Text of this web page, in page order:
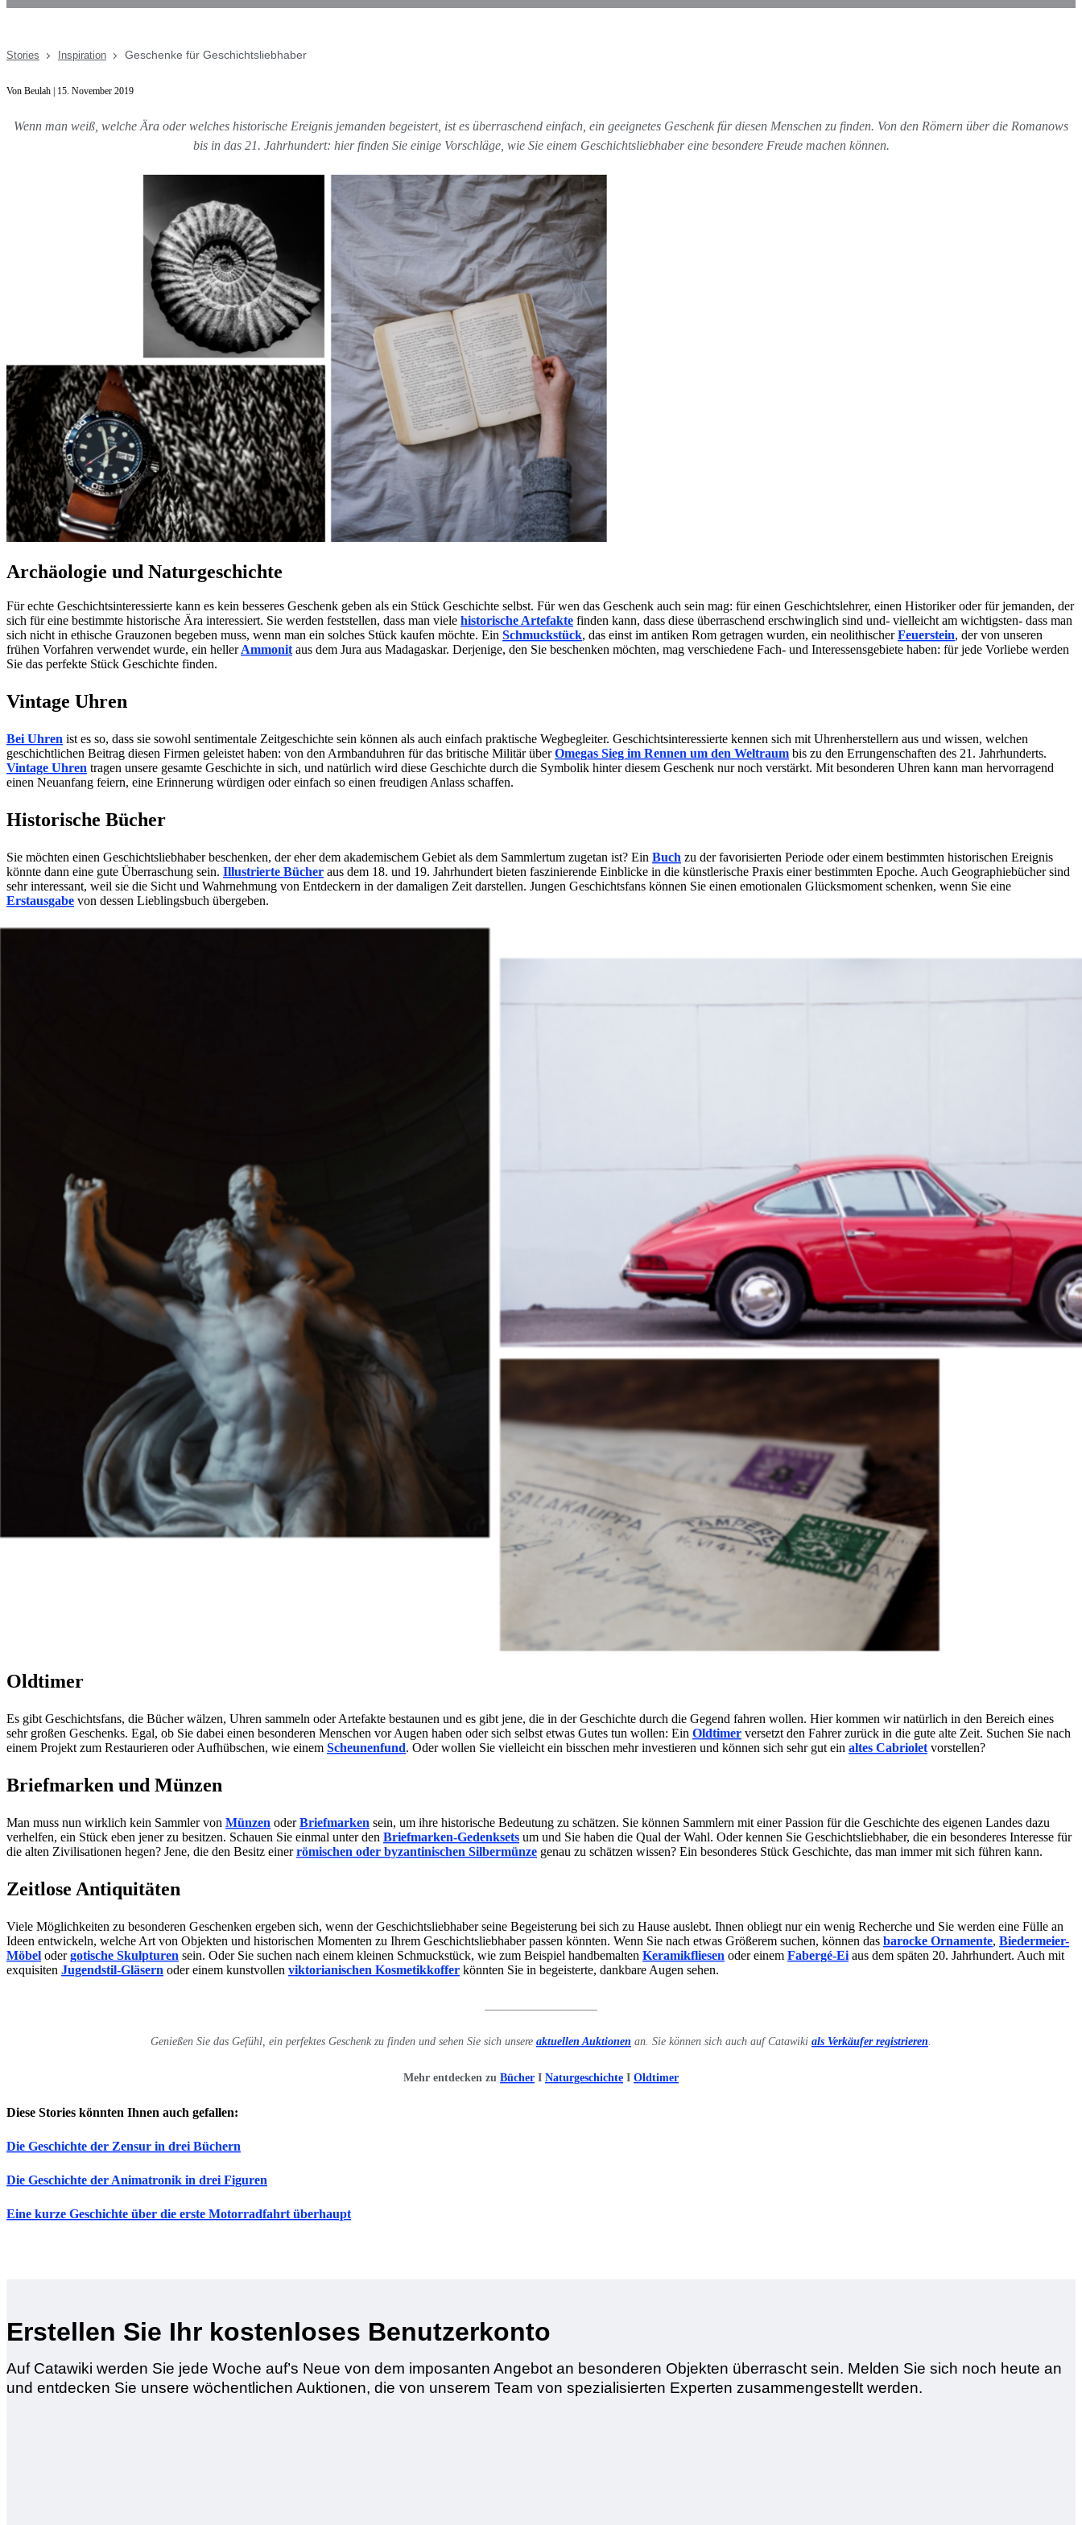
Stories Inspiration Geschenke für Geschichtsliebhaber
Von Beulah | 15. November 2019
Wenn man weiß, welche Ära oder welches historische Ereignis jemanden begeistert, ist es überraschend einfach, ein geeignetes Geschenk für diesen Menschen zu finden. Von den Römern über die Romanows
bis in das 21. Jahrhundert: hier finden Sie einige Vorschläge, wie Sie einem Geschichtsliebhaber eine besondere Freude machen können.
Archäologie und Naturgeschichte
Für echte Geschichtsinteressierte kann es kein besseres Geschenk geben als ein Stück Geschichte selbst. Für wen das Geschenk auch sein mag: für einen Geschichtslehrer, einen Historiker oder für jemanden, der
sich für eine bestimmte historische Ära interessiert. Sie werden feststellen, dass man viele historische Artefakte finden kann, dass diese überraschend erschwinglich sind und- vielleicht am wichtigsten- dass man
sich nicht in ethische Grauzonen begeben muss, wenn man ein solches Stück kaufen möchte. Ein Schmuckstück, das einst im antiken Rom getragen wurden, ein neolithischer Feuerstein, der von unseren
frühen Vorfahren verwendet wurde, ein heller Ammonit aus dem Jura aus Madagaskar. Derjenige, den Sie beschenken möchten, mag verschiedene Fach- und Interessensgebiete haben: für jede Vorliebe werden
Sie das perfekte Stück Geschichte finden.
Vintage Uhren
Bei Uhren ist es so, dass sie sowohl sentimentale Zeitgeschichte sein können als auch einfach praktische Wegbegleiter. Geschichtsinteressierte kennen sich mit Uhrenherstellern aus und wissen, welchen
geschichtlichen Beitrag diesen Firmen geleistet haben: von den Armbanduhren für das britische Militär überOmegas Sieg im Rennen um den Weltraum bis zu den Errungenschaften des 21. Jahrhunderts.
Vintage Uhren tragen unsere gesamte Geschichte in sich, und natürlich wird diese Geschichte durch die Symbolik hinter diesem Geschenk nur noch verstärkt. Mit besonderen Uhren kann man hervorragend
einen Neuanfang feiern, eine Erinnerung würdigen oder einfach so einen freudigen Anlass schaffen.
Historische Bücher
Sie möchten einen Geschichtsliebhaber beschenken, der eher dem akademischem Gebiet als dem Sammlertum zugetan ist? Ein Buch zu der favorisierten Periode oder einem bestimmten historischen Ereignis
könnte dann eine gute Überraschung sein. Illustrierte Bücher aus dem 18. und 19. Jahrhundert bieten faszinierende Einblicke in die künstlerische Praxis einer bestimmten Epoche. Auch Geographiebücher sind
sehr interessant, weil sie die Sicht und Wahrnehmung von Entdeckern in der damaligen Zeit darstellen. Jungen Geschichtsfans können Sie einen emotionalen Glücksmoment schenken, wenn Sie eine
Erstausgabe von dessen Lieblingsbuch übergeben.
Oldtimer
Es gibt Geschichtsfans, die Bücher wälzen, Uhren sammeln oder Artefakte bestaunen und es gibt jene, die in der Geschichte durch die Gegend fahren wollen. Hier kommen wir natürlich in den Bereich eines
sehr großen Geschenks. Egal, ob Sie dabei einen besonderen Menschen vor Augen haben oder sich selbst etwas Gutes tun wollen: Ein Oldtimer versetzt den Fahrer zurück in die gute alte Zeit. Suchen Sie nach
einem Projekt zum Restaurieren oder Aufhübschen, wie einem Scheunenfund. Oder wollen Sie vielleicht ein bisschen mehr investieren und können sich sehr gut ein altes Cabriolet vorstellen?
Briefmarken und Münzen
Man muss nun wirklich kein Sammler von Münzen oderBriefmarken sein, um ihre historische Bedeutung zu schätzen. Sie können Sammlern mit einer Passion für die Geschichte des eigenen Landes dazu
verhelfen, ein Stück eben jener zu besitzen. Schauen Sie einmal unter den Briefmarken-Gedenksets um und Sie haben die Qual der Wahl. Oder kennen Sie Geschichtsliebhaber, die ein besonderes Interesse für
die alten Zivilisationen hegen? Jene, die den Besitz einerrömischen oder byzantinischen Silbermünze genau zu schätzen wissen? Ein besonderes Stück Geschichte, das man immer mit sich führen kann.
Zeitlose Antiquitäten
Viele Möglichkeiten zu besonderen Geschenken ergeben sich, wenn der Geschichtsliebhaber seine Begeisterung bei sich zu Hause auslebt. Ihnen obliegt nur ein wenig Recherche und Sie werden eine Fülle an
Ideen entwickeln, welche Art von Objekten und historischen Momenten zu Ihrem Geschichtsliebhaber passen könnten. Wenn Sie nach etwas Größerem suchen, können das barocke Ornamente, Biedermeier-
Möbel odergotische Skulpturen sein. Oder Sie suchen nach einem kleinen Schmuckstück, wie zum Beispiel handbemalten Keramikfliesen oder einem Fabergé-Ei aus dem späten 20. Jahrhundert. Auch mit
exquisiten Jugendstil-Gläsern oder einem kunstvollen viktorianischen Kosmetikkoffer könnten Sie in begeisterte, dankbare Augen sehen.
Genießen Sie das Gefühl, ein perfektes Geschenk zu finden und sehen Sie sich unsere aktuellen Auktionen an. Sie können sich auch auf Catawiki als Verkäufer registrieren.
Mehr entdecken zu Bücher I Naturgeschichte I Oldtimer
Diese Stories könnten Ihnen auch gefallen:
Die Geschichte der Zensur in drei Büchern
Die Geschichte der Animatronik in drei Figuren
Eine kurze Geschichte über die erste Motorradfahrt überhaupt
Erstellen Sie Ihr kostenloses Benutzerkonto
Auf Catawiki werden Sie jede Woche auf’s Neue von dem imposanten Angebot an besonderen Objekten überrascht sein. Melden Sie sich noch heute an
und entdecken Sie unsere wöchentlichen Auktionen, die von unserem Team von spezialisierten Experten zusammengestellt werden.